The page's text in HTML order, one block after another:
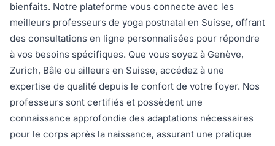
bienfaits. Notre plateforme vous connecte avec les
meilleurs professeurs de yoga postnatal en Suisse, offrant
des consultations en ligne personnalisées pour répondre
à vos besoins spécifiques. Que vous soyez à Genève,
Zurich, Bâle ou ailleurs en Suisse, accédez à une
expertise de qualité depuis le confort de votre foyer. Nos
professeurs sont certifiés et possèdent une
connaissance approfondie des adaptations nécessaires
pour le corps après la naissance, assurant une pratique